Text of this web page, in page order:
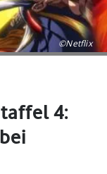
©Netflix
4: